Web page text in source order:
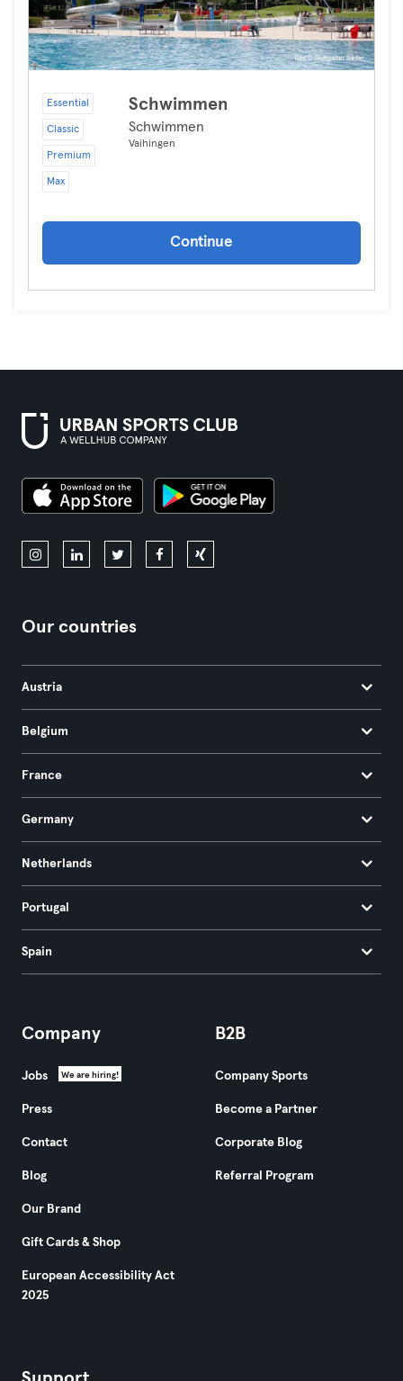
Essential
Classic
Premium
Max
Schwimmen
Schwimmen
Vaihingen
Continue
Our countries
Austria
Belgium
France
Germany
Netherlands
Portugal
Spain
Company
Jobs We are hiring!
Press
Contact
Blog
Our Brand
Gift Cards & Shop
European Accessibility Act
2025
B2B
Company Sports
Become a Partner
Corporate Blog
Referral Program